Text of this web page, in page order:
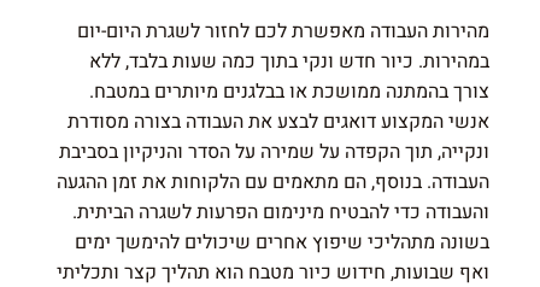
מהירות העבודה מאפשרת לכם לחזור לשגרת היום-יום
במהירות. כיור חדש ונקי בתוך כמה שעות בלבד, ללא
צורך בהמתנה ממושכת או בבלגנים מיותרים במטבח.
אנשי המקצוע דואגים לבצע את העבודה בצורה מסודרת
ונקייה, תוך הקפדה על שמירה על הסדר והניקיון בסביבת
העבודה. בנוסף, הם מתאמים עם הלקוחות את זמן ההגעה
והעבודה כדי להבטיח מינימום הפרעות לשגרה הביתית.
בשונה מתהליכי שיפוץ אחרים שיכולים להימשך ימים
ואף שבועות, חידוש כיור מטבח הוא תהליך קצר ותכליתי